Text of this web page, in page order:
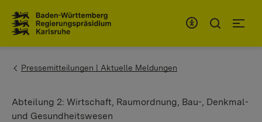
You are here:
Pressemitteilungen | Aktuelle Meldungen
Abteilung 2: Wirtschaft, Raumordnung, Bau-, Denkmal-
und Gesundheitswesen